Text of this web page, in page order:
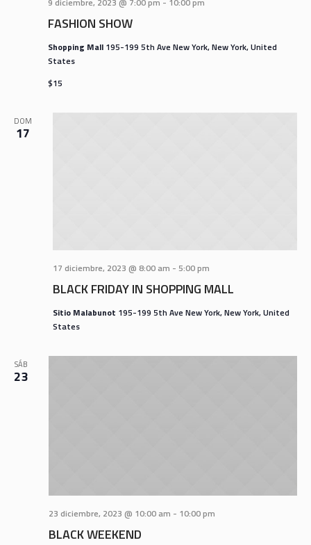
FASHION SHOW
Shopping Mall 195-199 5th Ave New York, New York, United
States
$15
DOM
17
BLACK FRIDAY IN SHOPPING MALL
17 diciembre, 2023 @ 8:00 am - 5:00 pm
Sitio Malabunot 195-199 5th Ave New York, New York, United
States
SÁB
23
BLACK WEEKEND
23 diciembre, 2023 @ 10:00 am - 10:00 pm